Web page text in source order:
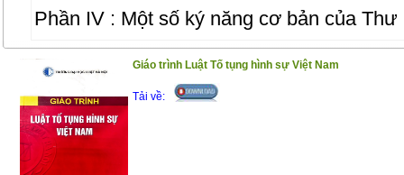
Phần IV : Một số ký năng cơ bản của Thư
Trân trọng giới thiệu đến bạn đọc !
(25/12/2020)
Giáo trình Luật Tố tụng hình sự Việt Nam
Tải về: